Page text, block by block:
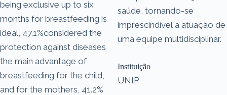
being exclusive up to six
months for breastfeeding is
ideal, 47.1%considered the
protection against diseases
the main advantage of
breastfeeding for the child,
and for the mothers, 41.2%
saúde, tornando-se
imprescindível a atuação de
uma equipe multidisciplinar.
Instituição
UNIP